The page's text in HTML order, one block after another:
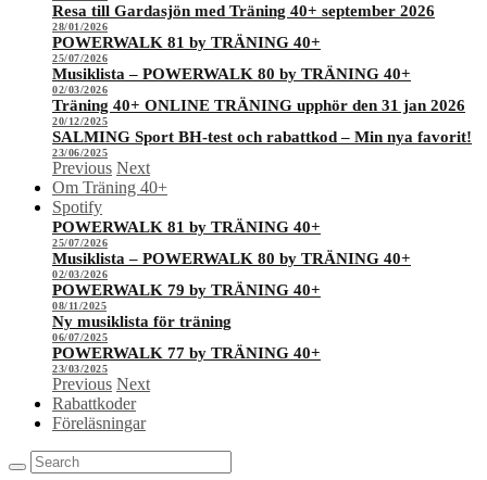
Resa till Gardasjön med Träning 40+ september 2026
28/01/2026
POWERWALK 81 by TRÄNING 40+
25/07/2026
Musiklista – POWERWALK 80 by TRÄNING 40+
02/03/2026
Träning 40+ ONLINE TRÄNING upphör den 31 jan 2026
20/12/2025
SALMING Sport BH-test och rabattkod – Min nya favorit!
23/06/2025
Previous Next
Om Träning 40+
Spotify
POWERWALK 81 by TRÄNING 40+
25/07/2026
Musiklista – POWERWALK 80 by TRÄNING 40+
02/03/2026
POWERWALK 79 by TRÄNING 40+
08/11/2025
Ny musiklista för träning
06/07/2025
POWERWALK 77 by TRÄNING 40+
23/03/2025
Previous Next
Rabattkoder
Föreläsningar